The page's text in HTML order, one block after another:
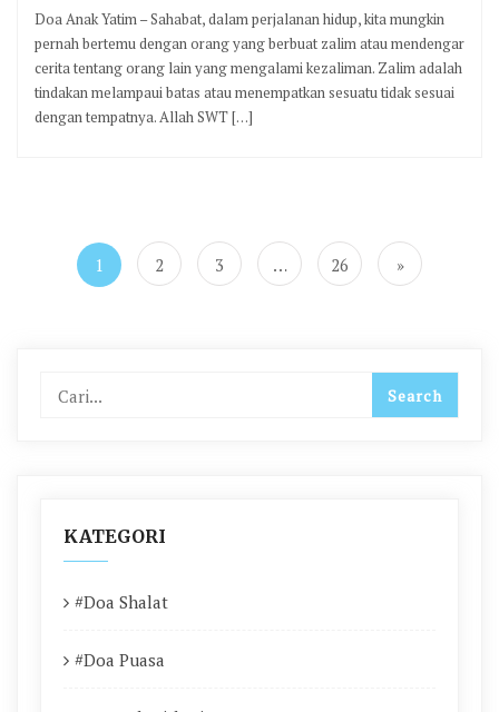
Doa Anak Yatim – Sahabat, dalam perjalanan hidup, kita mungkin
pernah bertemu dengan orang yang berbuat zalim atau mendengar
cerita tentang orang lain yang mengalami kezaliman. Zalim adalah
tindakan melampaui batas atau menempatkan sesuatu tidak sesuai
dengan tempatnya. Allah SWT […]
pos
1 2 3 … 26 »
KATEGORI
#Doa Shalat
#Doa Puasa